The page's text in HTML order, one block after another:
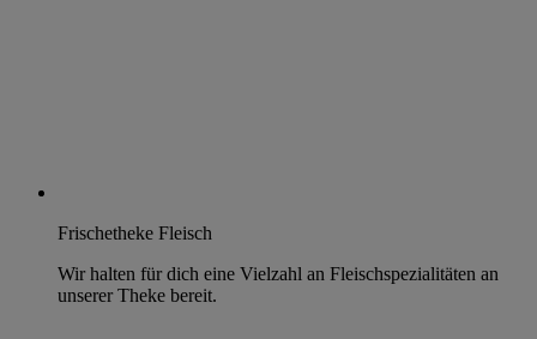
Frischetheke Fleisch
Wir halten für dich eine Vielzahl an Fleischspezialitäten an
unserer Theke bereit.